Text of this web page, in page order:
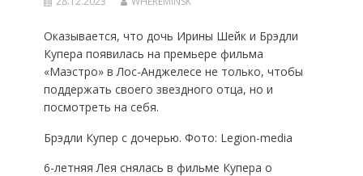
Оказывается, что дочь Ирины Шейк и Брэдли
Купера появилась на премьере фильма
«Маэстро» в Лос-Анджелесе не только, чтобы
поддержать своего звездного отца, но и
посмотреть на себя.
Брэдли Купер с дочерью. Фото: Legion-media
6-летняя Лея снялась в фильме Купера о